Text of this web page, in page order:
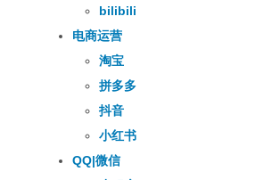
bilibili
电商运营
淘宝
拼多多
抖音
小红书
QQ|微信